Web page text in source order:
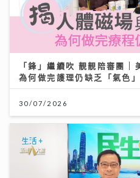
「鋒」繼續吹 靚靚陪審團 |
為何做完護理仍缺乏「氣色
30/07/2026